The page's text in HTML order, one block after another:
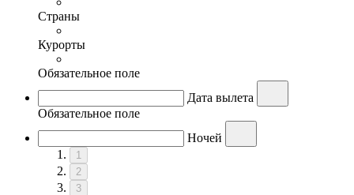
Страны
Курорты
Обязательное поле
Дата вылета
Обязательное поле
Ночей
1
2
3